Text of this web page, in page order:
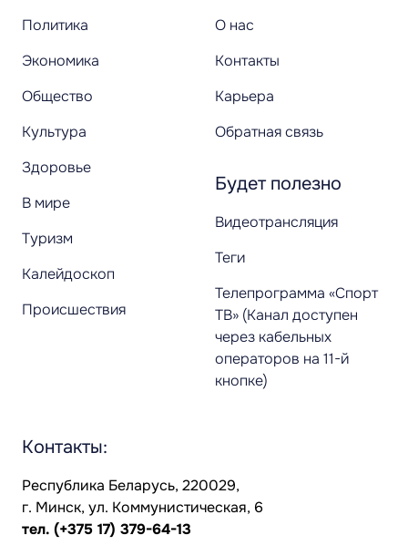
Политика
Экономика
Общество
Культура
Здоровье
В мире
Туризм
Калейдоскоп
Происшествия
О нас
Контакты
Карьера
Обратная связь
Будет полезно
Видеотрансляция
Теги
Телепрограмма «Спорт
ТВ» (Канал доступен
через кабельных
операторов на 11-й
кнопке)
Контакты:
Республика Беларусь, 220029,
г. Минск, ул. Коммунистическая, 6
тел. (+375 17) 379-64-13